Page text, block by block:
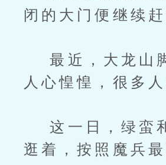
闭的大门便继续
最近，大龙山
人心惶惶，很多
这一日，绿蛮和
逛着，按照魔兵